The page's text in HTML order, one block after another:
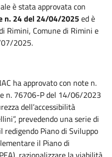
è stata approvata con
n. 24 del 24/04/2025ed è
Rimini, Comune di Rimini e
07/2025.
ha approvato con note n.
n. 76706-P del 14/06/2023
dell’accessibilità
prevedendo una serie di
Piano di Sviluppo
il Piano di